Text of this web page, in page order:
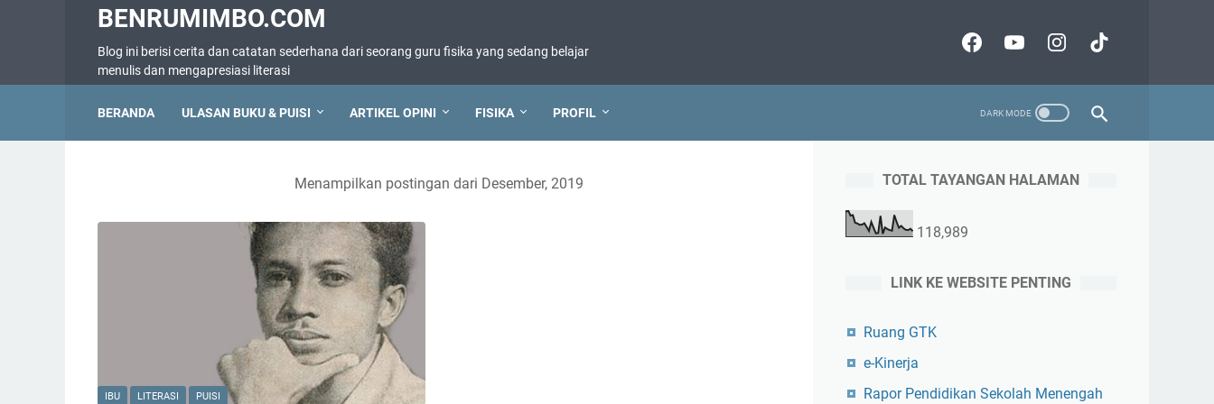
BENRUMIMBO.COM
Blog ini berisi cerita dan catatan sederhana dari seorang guru fisika yang sedang belajar
menulis dan mengapresiasi literasi
BERANDA ULASAN BUKU & PUISI ARTIKEL OPINI FISIKA PROFIL
Menampilkan postingan dari Desember, 2019
IBU LITERASI PUISI
TOTAL TAYANGAN HALAMAN
118,989
LINK KE WEBSITE PENTING
Ruang GTK
e-Kinerja
Rapor Pendidikan Sekolah Menengah